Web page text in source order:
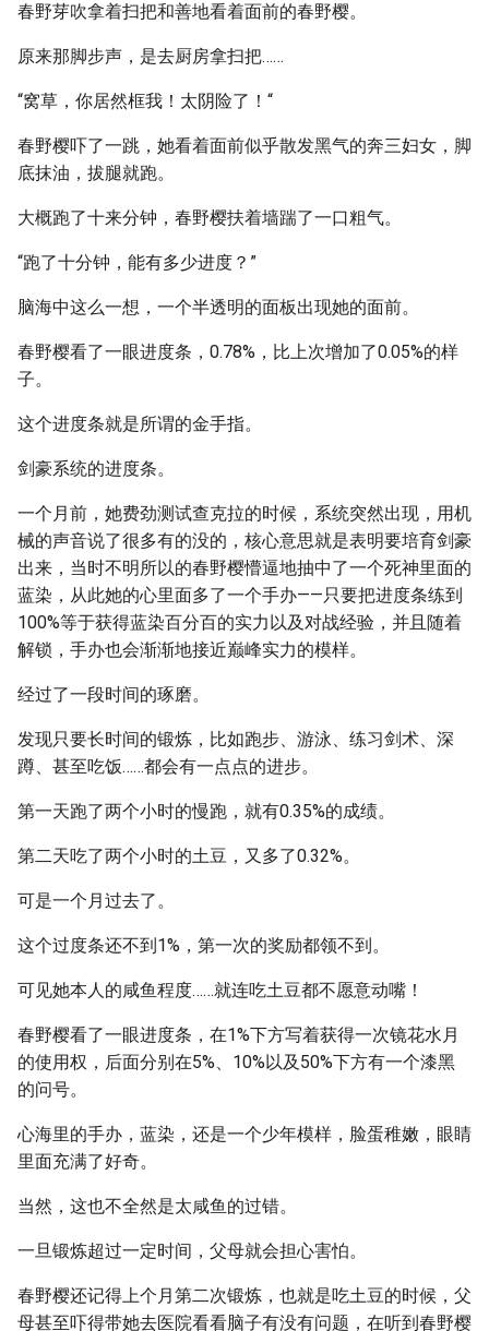
春野芽吹拿着扫把和善地看着面前的春野樱。
原来那脚步声，是去厨房拿扫把……
“窝草，你居然框我！太阴险了！“
春野樱吓了一跳，她看着面前似乎散发黑气的奔三妇女，脚
底抹油，拔腿就跑。
大概跑了十来分钟，春野樱扶着墙踹了一口粗气。
“跑了十分钟，能有多少进度？”
脑海中这么一想，一个半透明的面板出现她的面前。
春野樱看了一眼进度条，0.78%，比上次增加了0.05%的样
子。
这个进度条就是所谓的金手指。
剑豪系统的进度条。
一个月前，她费劲测试查克拉的时候，系统突然出现，用机
械的声音说了很多有的没的，核心意思就是表明要培育剑豪
出来，当时不明所以的春野樱懵逼地抽中了一个死神里面的
蓝染，从此她的心里面多了一个手办——只要把进度条练到
100%等于获得蓝染百分百的实力以及对战经验，并且随着
解锁，手办也会渐渐地接近巅峰实力的模样。
经过了一段时间的琢磨。
发现只要长时间的锻炼，比如跑步、游泳、练习剑术、深
蹲、甚至吃饭……都会有一点点的进步。
第一天跑了两个小时的慢跑，就有0.35%的成绩。
第二天吃了两个小时的土豆，又多了0.32%。
可是一个月过去了。
这个过度条还不到1%，第一次的奖励都领不到。
可见她本人的咸鱼程度……就连吃土豆都不愿意动嘴！
春野樱看了一眼进度条，在1%下方写着获得一次镜花水月
的使用权，后面分别在5%、10%以及50%下方有一个漆黑
的问号。
心海里的手办，蓝染，还是一个少年模样，脸蛋稚嫩，眼睛
里面充满了好奇。
当然，这也不全然是太咸鱼的过错。
一旦锻炼超过一定时间，父母就会担心害怕。
春野樱还记得上个月第二次锻炼，也就是吃土豆的时候，父
母甚至吓得带她去医院看看脑子有没有问题，在听到春野樱